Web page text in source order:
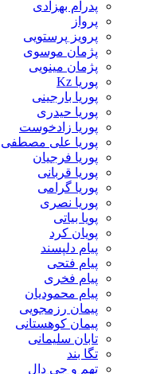
پدرام بهزادی
پرواز
پرویز پرستویی
پژمان موسوی
پژمان مینویی
پوریا Kz
پوریا بارجینی
پوریا حیدری
پوریا زادخوست
پوریا علی مصطفی
پوریا فرجیان
پوریا قربانی
پوریا گرامی
پوریا نصری
پویا بیاتی
پویان کرد
پیام دلپسند
پیام فتحی
پیام فخری
پیام محمودیان
پیمان رزمجویی
پیمان کوهستانی
تابان سلیمانی
تگا بند
تهم و جی دال